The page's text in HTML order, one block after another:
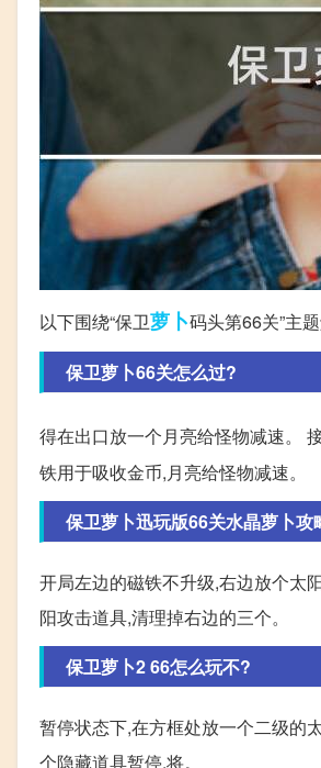
以下围绕“保卫萝卜码头第66关”主
保卫萝卜66关怎么过?
得在出口放一个月亮给怪物减速。
铁用于吸收金币,月亮给怪物减速。
保卫萝卜迅玩版66关水晶萝卜攻
开局左边的磁铁不升级,右边放个太
阳攻击道具,清理掉右边的三个。
保卫萝卜2 66怎么玩不?
暂停状态下,在方框处放一个二级的
个隐藏道具暂停,将。